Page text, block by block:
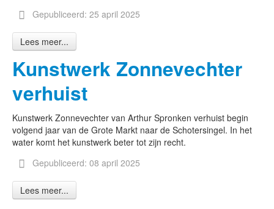
Gepubliceerd: 25 april 2025
Lees meer...
Kunstwerk Zonnevechter
verhuist
Kunstwerk Zonnevechter van Arthur Spronken verhuist begin
volgend jaar van de Grote Markt naar de Schotersingel. In het
water komt het kunstwerk beter tot zijn recht.
Gepubliceerd: 08 april 2025
Lees meer...